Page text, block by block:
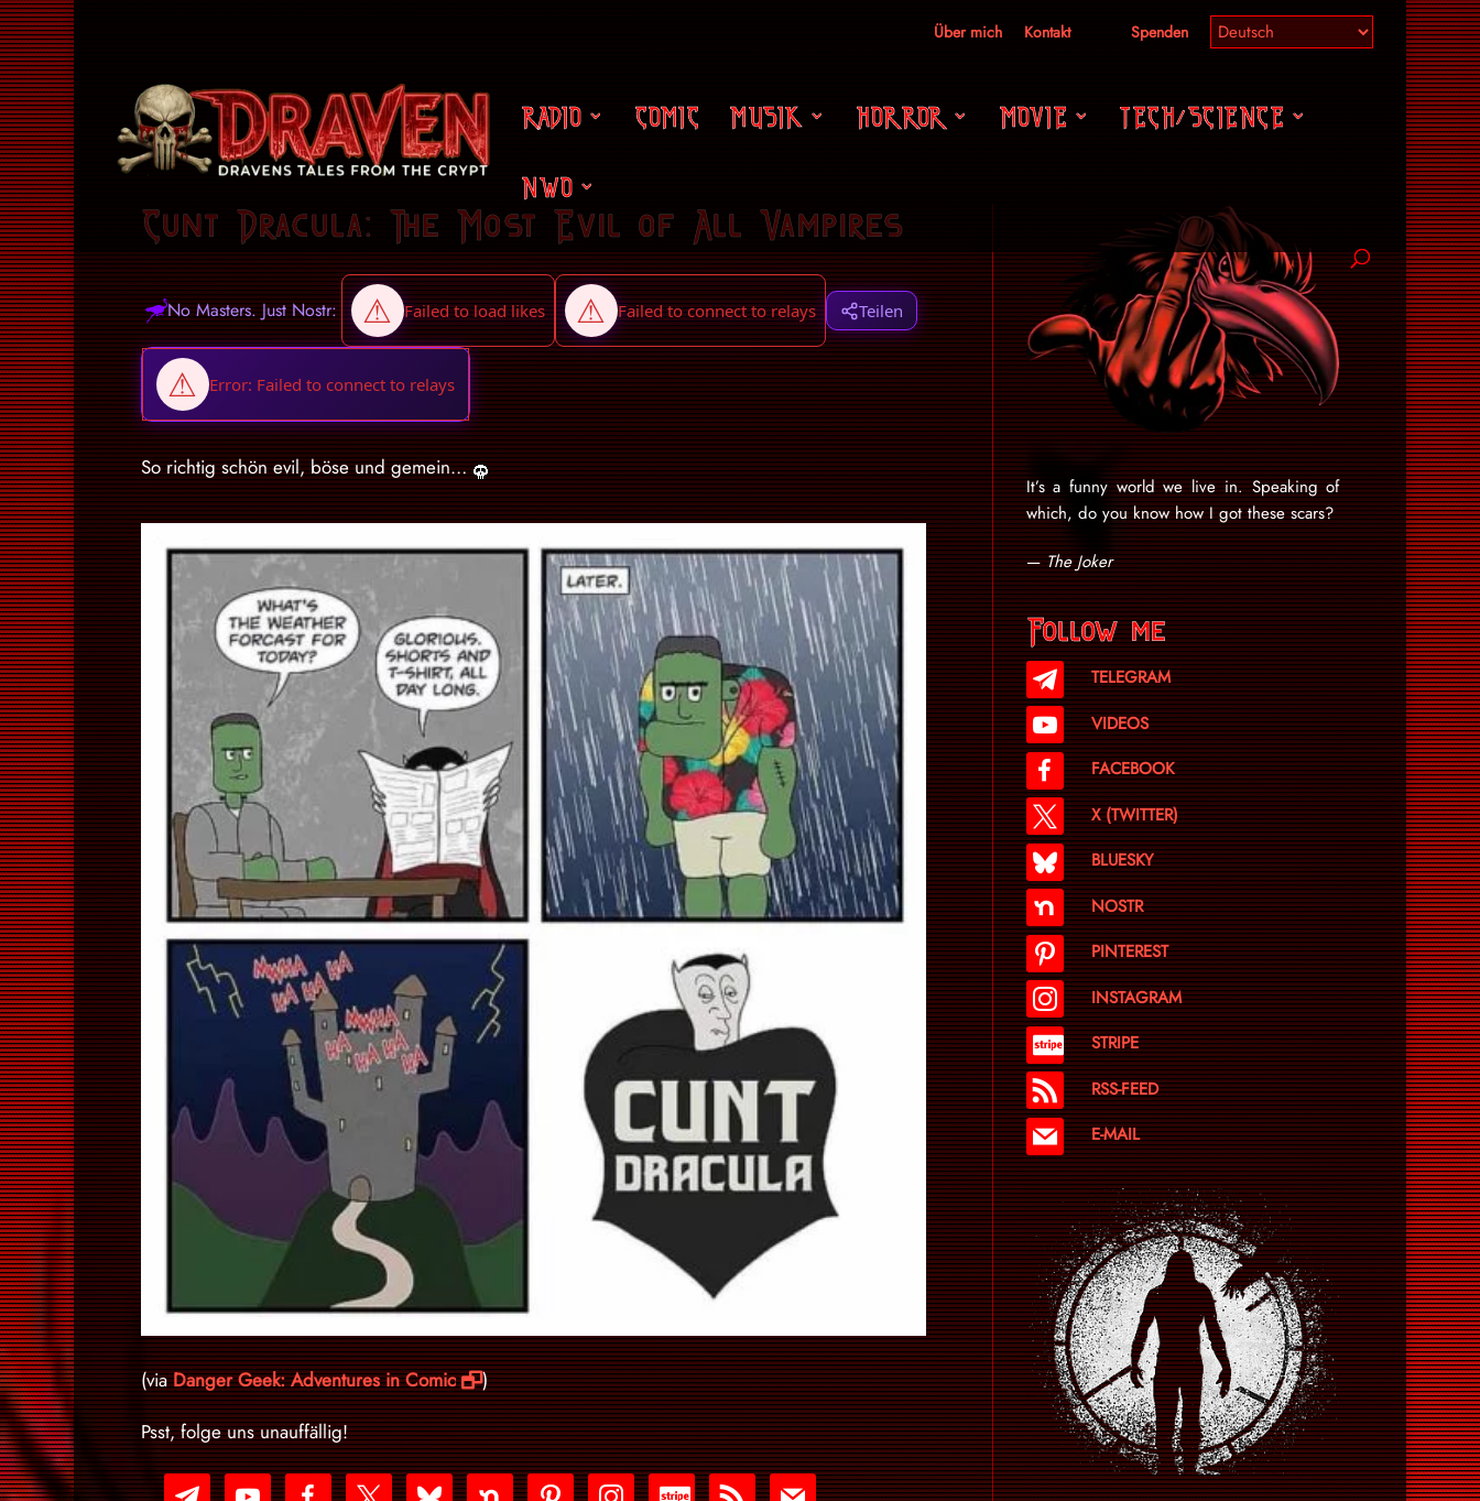
Über mich Kontakt Spenden
RADIO COMIC MUSIK HORROR MOVIE TECH/SCIENCE
NWO
Cunt Dracula: The Most Evil of All Vampires
No Masters. Just Nostr: Teilen
So richtig schön evil, böse und gemein…
(viaDanger Geek: Adventures in Comic
)
Psst, folge uns unauffällig!
telegramyoutube-facebookx blueskynextdoorpinterestinstagram
cc-
rss mail
It’s a funny world we live in. Speaking of
which, do you know how I got these scars?
—The Joker
Follow me
TELEGRAM
VIDEOS
FACEBOOK
X (TWITTER)
BLUESKY
NOSTR
PINTEREST
INSTAGRAM
STRIPE
RSS-FEED
E-MAIL